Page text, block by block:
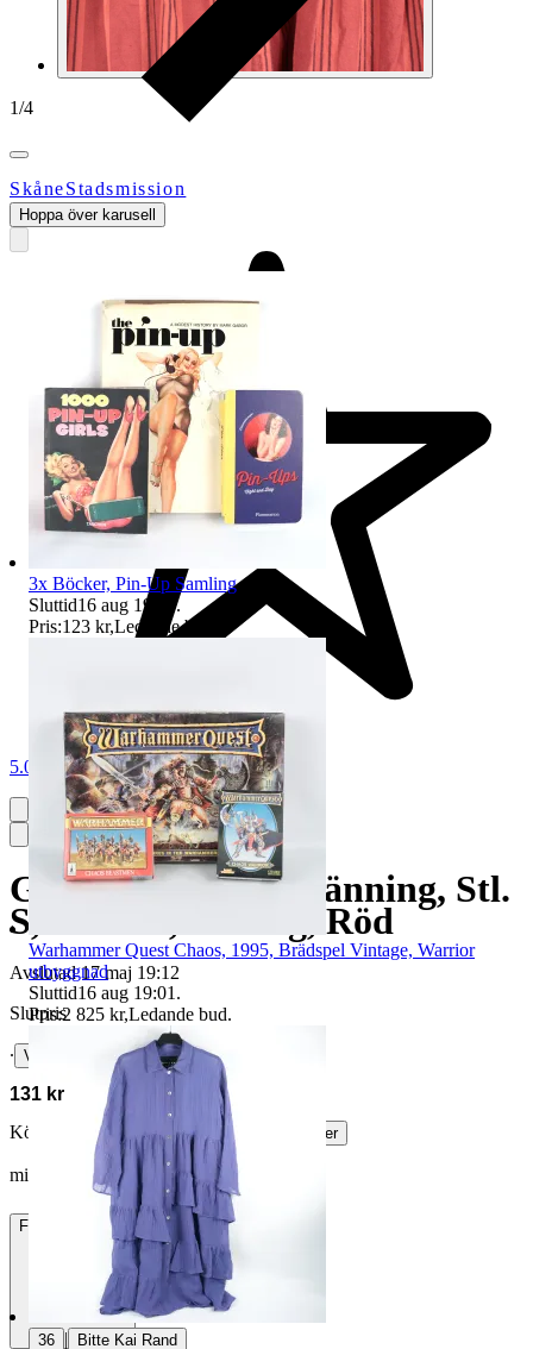
1/4
SkåneStadsmission
5.0
Gudrun Sjödén, Klänning, Stl.
S, Bomull, Randig, Röd
Avslutad 17 maj 19:12
Slutpris
∙ Visa bud
131 kr
Köparskydd är valfritt hos företag.
Läs mer
mika.w vann auktionen
Frakt 55 kr DSV
Hoppa över karusell
3x Böcker, Pin-Up Samling
Sluttid16 aug 19:35.
Pris:123 kr,Ledande bud
Warhammer Quest Chaos, 1995, Brädspel Vintage, Warrior
utbyggnad
Sluttid16 aug 19:01 .
Pris:2 825 kr,Ledande bud.
36 | Bitte Kai Rand